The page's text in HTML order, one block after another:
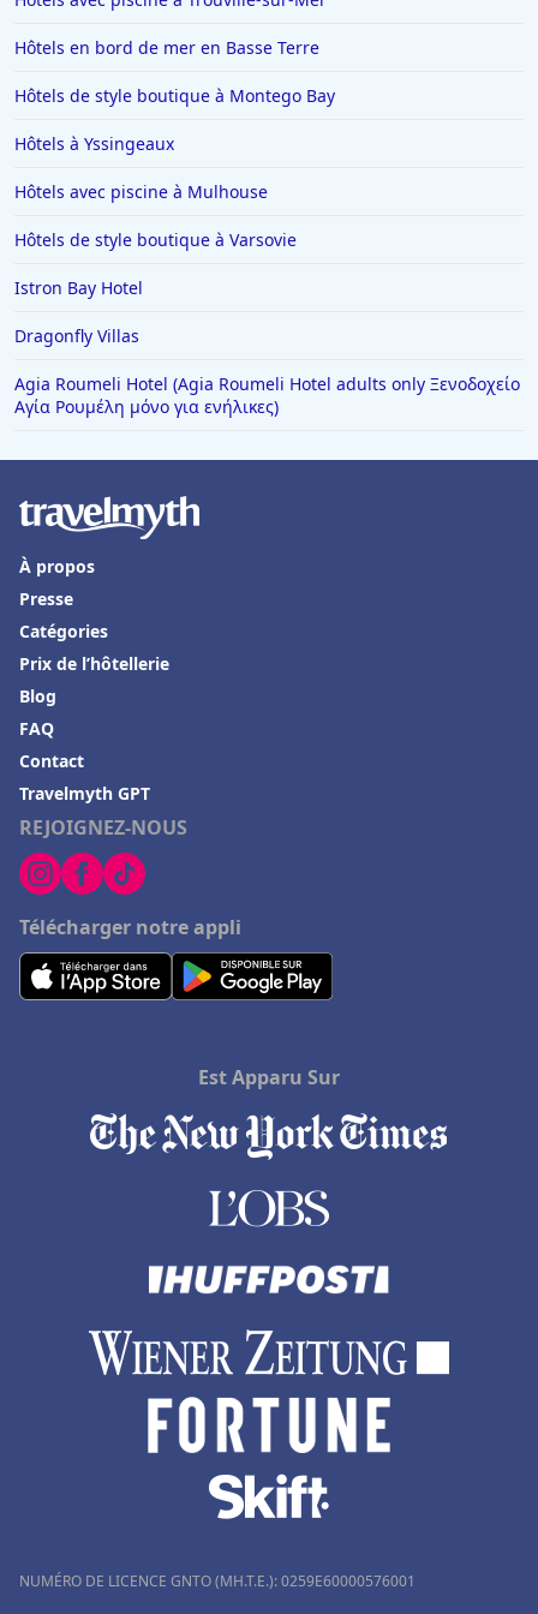
Hôtels à Saint-Affrique
Hôtels au Québec
Hôtels à Carcassonne
Hôtels aux Saintes-Maries-de-la-Mer
Hôtels à Bouc-Bel-Air
Hôtels à Mortagne-au-Perche
Hôtels en Alsace
Hôtels à Lacaune
Hôtels à Louviers
Hôtels à Caudry
Hôtels à Bergame
Hôtels à LʼIsle-sur-la-Sorgue
Hôtels à Palavas-les-Flots
Hôtels au Canada
Hôtels à Condrieu
Hôtels à Château-Chinon
Hôtels à Grignan
Hôtels à Salon-de-Provence
Hôtels à Locronan
Hôtels à La Plagne
Hôtels à Chaumont-sur-Loire
Hôtels à Baccarat
Hôtels en bord de mer en Basse Terre
Hôtels de style boutique à Montego Bay
Hôtels à Yssingeaux
Hôtels avec piscine à Mulhouse
Hôtels de style boutique à Varsovie
Istron Bay Hotel
Dragonfly Villas
Agia Roumeli Hotel (Agia Roumeli Hotel adults only Ξενοδοχείο
Αγία Ρουμέλη μόνο για ενήλικες)
REJOIGNEZ-NOUS
Télécharger notre appli
À propos
Presse
Catégories
Prix de l’hôtellerie
Blog
FAQ
Contact
Travelmyth GPT
Est Apparu Sur
NUMÉRO DE LICENCE GNTO (MH.T.E.): 0259Ε60000576001